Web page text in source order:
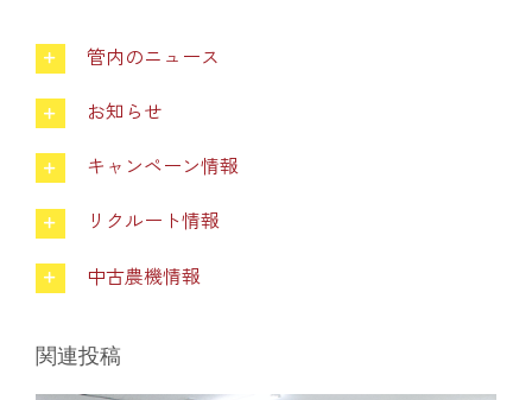
介護福祉
管内のニュース
お知らせ
キャンペーン情報
リクルート情報
中古農機情報
関連投稿